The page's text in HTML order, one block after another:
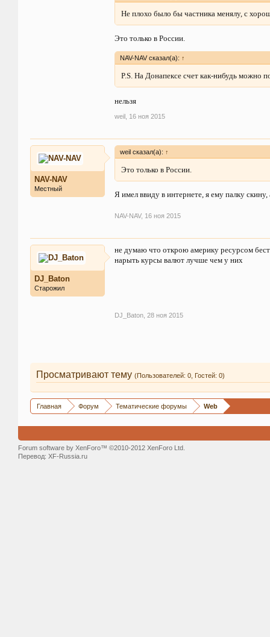
Не плохо было бы частника менялу, с
Это только в России.
NAV-NAV сказал(а): ↑
P.S. На Донапексе счет как-нибудь можно
нельзя
weil 16 ноя 2015
NAV-NAV
Местный
weil сказал(а): ↑
Это только в России.
Я имел ввиду в интернете, я ему палку
NAV-NAV, 16 ноя 2015
DJ_Baton
Старожил
не думаю что открою америку ресурсом
нарыть курсы валют лучше чем у них
DJ_Baton 28 ноя 2015
Просматривают тему (Пользователей: 0, Гостей: 0)
Главная Форум Тематические форумы Web
Forum software by XenForo™ ©2010-2012 XenForo Ltd.
Перевод: XF-Russia.ru